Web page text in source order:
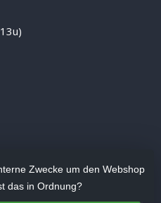
Zwecke um den Webshop
das in Ordnung?